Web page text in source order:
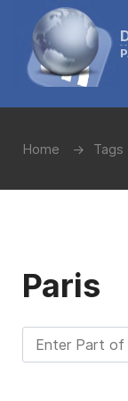
Home Tags
Paris
Enter Part of